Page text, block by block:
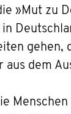
»Mut zu
dem